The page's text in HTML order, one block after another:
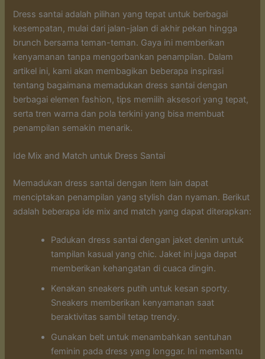
Dress santai adalah pilihan yang tepat untuk berbagai
kesempatan, mulai dari jalan-jalan di akhir pekan hingga
brunch bersama teman-teman. Gaya ini memberikan
kenyamanan tanpa mengorbankan penampilan. Dalam
artikel ini, kami akan membagikan beberapa inspirasi
tentang bagaimana memadukan dress santai dengan
berbagai elemen fashion, tips memilih aksesori yang tepat,
serta tren warna dan pola terkini yang bisa membuat
penampilan semakin menarik.
Ide Mix and Match untuk Dress Santai
Memadukan dress santai dengan item lain dapat
menciptakan penampilan yang stylish dan nyaman. Berikut
adalah beberapa ide mix and match yang dapat diterapkan:
Padukan dress santai dengan jaket denim untuk
tampilan kasual yang chic. Jaket ini juga dapat
memberikan kehangatan di cuaca dingin.
Kenakan sneakers putih untuk kesan sporty.
Sneakers memberikan kenyamanan saat
beraktivitas sambil tetap trendy.
Gunakan belt untuk menambahkan sentuhan
feminin pada dress yang longgar. Ini membantu